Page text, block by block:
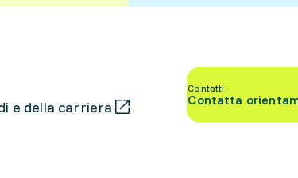
e della carriera
Contatti
Contatta